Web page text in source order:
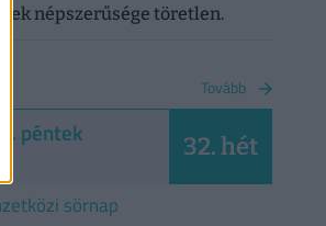
népszerűsége töretlen.
Tovább
péntek 32. hét
sörnap